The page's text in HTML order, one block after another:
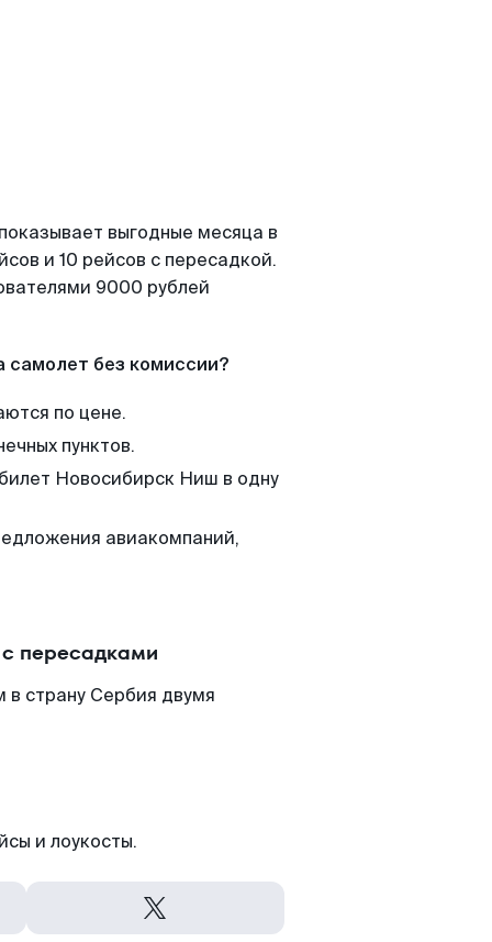
выгодные месяца в
и 10 рейсов с пересадкой.
9000 рублей
самолет без комиссии?
по цене.
пунктов.
Новосибирск Ниш в одну
авиакомпаний,
пересадками
страну Сербия двумя
и лоукосты.